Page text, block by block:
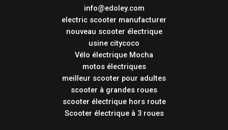
info@edoley.com
electric scooter manufacturer
nouveau scooter électrique
usine citycoco
Vélo électrique Mocha
motos électriques
meilleur scooter pour adultes
scooter à grandes roues
scooter électrique hors route
Scooter électrique à 3 roues